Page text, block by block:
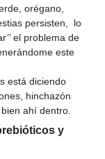
orégano,
persisten, lo
el problema de
este
está diciendo
hinchazón
ahí dentro.
y